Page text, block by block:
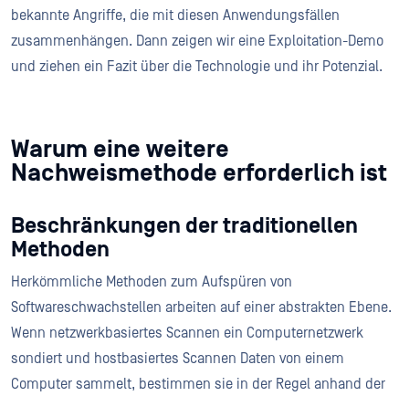
bekannte Angriffe, die mit diesen Anwendungsfällen
zusammenhängen. Dann zeigen wir eine Exploitation-Demo
und ziehen ein Fazit über die Technologie und ihr Potenzial.
Warum eine weitere
Nachweismethode erforderlich ist
Beschränkungen der traditionellen
Methoden
Herkömmliche Methoden zum Aufspüren von
Softwareschwachstellen arbeiten auf einer abstrakten Ebene.
Wenn netzwerkbasiertes Scannen ein Computernetzwerk
sondiert und hostbasiertes Scannen Daten von einem
Computer sammelt, bestimmen sie in der Regel anhand der